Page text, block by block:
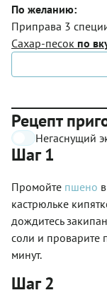
По желанию:
Приправа 3
Сахар-песок по
Рецепт
Негаснущий
Шаг 1
Промойте пшено
кастрюльке
дождитесь
соли и проварите
минут.
Шаг 2